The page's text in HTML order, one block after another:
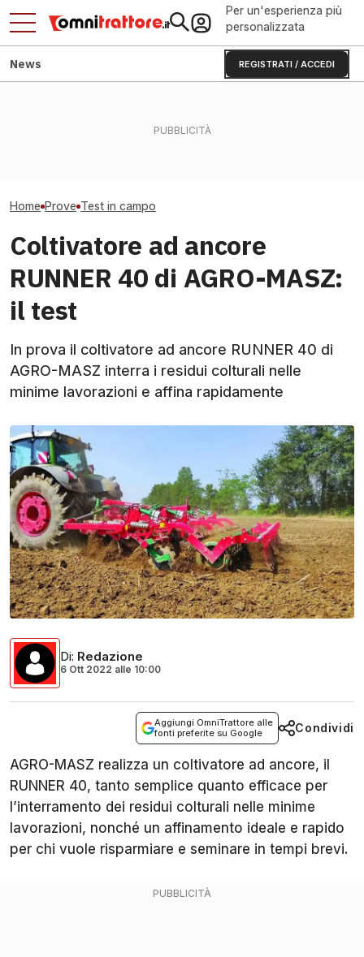
Per un'esperienza più
personalizzata
REGISTRATI / ACCEDI
News
Home Prove Test in campo
Coltivatore ad ancore
RUNNER 40 di AGRO-MASZ:
il test
In prova il coltivatore ad ancore RUNNER 40 di
AGRO-MASZ interra i residui colturali nelle
minime lavorazioni e affina rapidamente
Di: Redazione
6 Ott 2022 alle 10:00
Aggiungi OmniTrattore alle
fonti preferite su Google
Condividi
AGRO-MASZ realizza un coltivatore ad ancore, il
RUNNER 40, tanto semplice quanto efficace per
l’interramento dei residui colturali nelle minime
lavorazioni, nonché un affinamento ideale e rapido
per chi vuole risparmiare e seminare in tempi brevi.